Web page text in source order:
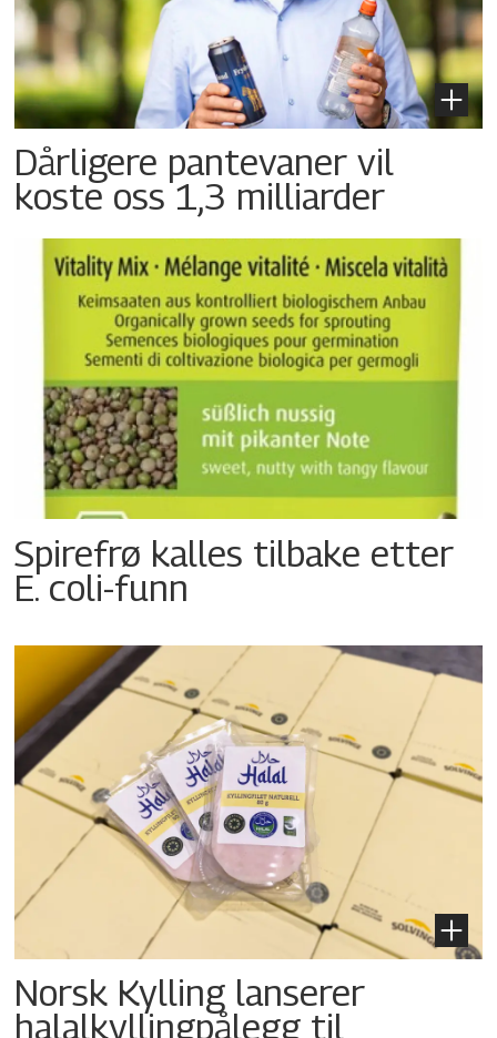
Dårligere pantevaner vil
koste oss 1,3 milliarder
Spirefrø kalles tilbake etter
E. coli-funn
Norsk Kylling lanserer
halalkyllingpålegg til